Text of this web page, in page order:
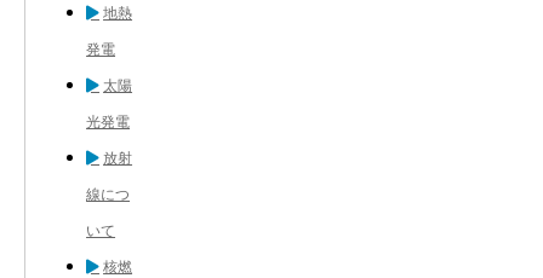
地熱
発電
太陽
光発電
放射
線につ
いて
核燃